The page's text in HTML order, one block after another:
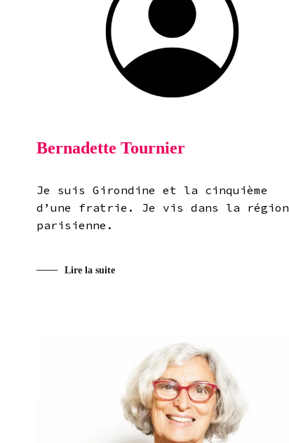
Bernadette Tournier
Je suis Girondine et la cinquième
d’une fratrie. Je vis dans la région
parisienne.
Lire la suite